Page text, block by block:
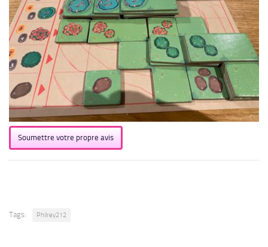
Soumettre votre propre avis
Tags: Philrey212